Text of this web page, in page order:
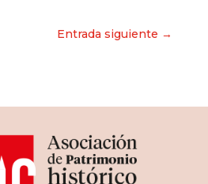
Entrada siguiente →